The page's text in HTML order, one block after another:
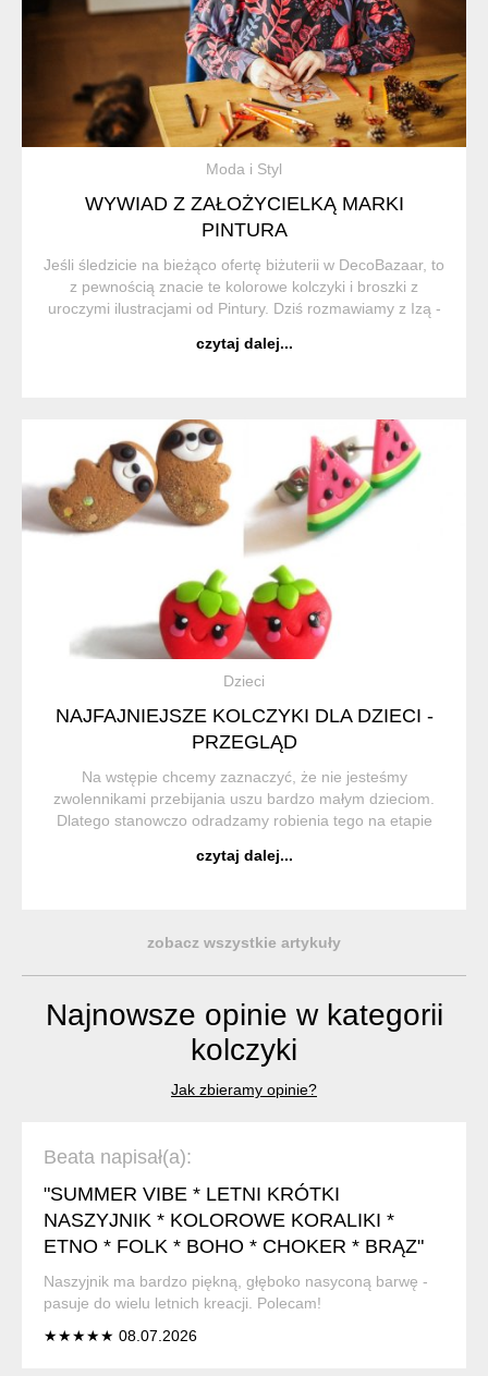
Moda i Styl
WYWIAD Z ZAŁOŻYCIELKĄ MARKI
PINTURA
Jeśli śledzicie na bieżąco ofertę biżuterii w DecoBazaar, to
z pewnością znacie te kolorowe kolczyki i broszki z
uroczymi ilustracjami od Pintury. Dziś rozmawiamy z Izą -
cudeńka. Twoje prace wyg...
czytaj dalej...
Dzieci
NAJFAJNIEJSZE KOLCZYKI DLA DZIECI -
PRZEGLĄD
Na wstępie chcemy zaznaczyć, że nie jesteśmy
zwolennikami przebijania uszu bardzo małym dzieciom.
Dlatego stanowczo odradzamy robienia tego na etapie
przebite uszy już u niemowlaków. Małe dzieci ...
czytaj dalej...
zobacz wszystkie artykuły
Najnowsze opinie w kategorii
kolczyki
Jak zbieramy opinie?
Beata napisał(a):
"SUMMER VIBE * LETNI KRÓTKI
NASZYJNIK * KOLOROWE KORALIKI *
ETNO * FOLK * BOHO * CHOKER * BRĄZ"
Naszyjnik ma bardzo piękną, głęboko nasyconą barwę -
pasuje do wielu letnich kreacji. Polecam!
★★★★★ 08.07.2026